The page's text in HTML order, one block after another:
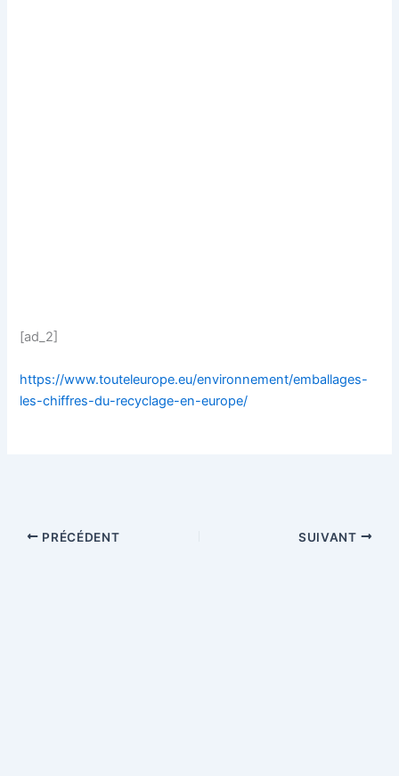
[ad_2]
https://www.touteleurope.eu/environnement/emballages-
les-chiffres-du-recyclage-en-europe/
PRÉCÉDENT SUIVANT